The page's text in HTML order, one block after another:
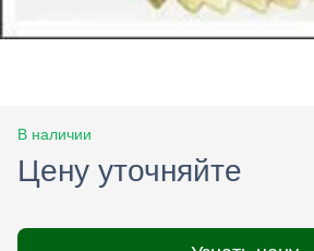
В наличии
Цену уточняйте